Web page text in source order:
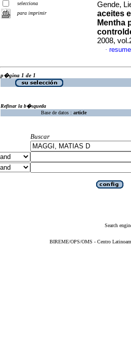
selecciona
para imprimir
Gende,
aceites
Mentha
2008,
·
p�gina 1 de 1
Refinar la b�squeda
Base de datos : article
Buscar
Search
BIREME/OPS/OMS - Centro